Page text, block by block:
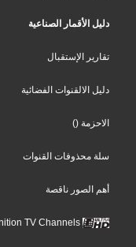
دليل الأقمار الصناعية
تقارير الإستقبال
دليل الالقنوات الفضائية
الاحزمة ()
سلة محذوفات القنوات
أهم الصور ناقصة
Ultra High Definition TV Channels